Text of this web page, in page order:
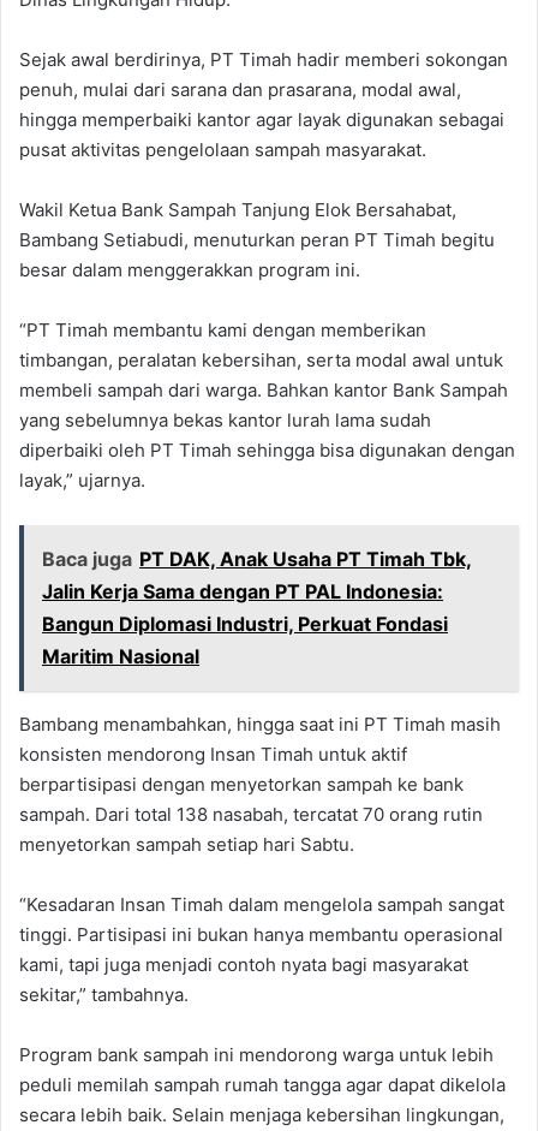
Sejak awal berdirinya, PT Timah hadir memberi sokongan
penuh, mulai dari sarana dan prasarana, modal awal,
hingga memperbaiki kantor agar layak digunakan sebagai
pusat aktivitas pengelolaan sampah masyarakat.
Wakil Ketua Bank Sampah Tanjung Elok Bersahabat,
Bambang Setiabudi, menuturkan peran PT Timah begitu
besar dalam menggerakkan program ini.
“PT Timah membantu kami dengan memberikan
timbangan, peralatan kebersihan, serta modal awal untuk
membeli sampah dari warga. Bahkan kantor Bank Sampah
yang sebelumnya bekas kantor lurah lama sudah
diperbaiki oleh PT Timah sehingga bisa digunakan dengan
layak,” ujarnya.
Baca juga PT DAK, Anak Usaha PT Timah Tbk,
Jalin Kerja Sama dengan PT PAL Indonesia:
Bangun Diplomasi Industri, Perkuat Fondasi
Maritim Nasional
Bambang menambahkan, hingga saat ini PT Timah masih
konsisten mendorong Insan Timah untuk aktif
berpartisipasi dengan menyetorkan sampah ke bank
sampah. Dari total 138 nasabah, tercatat 70 orang rutin
menyetorkan sampah setiap hari Sabtu.
“Kesadaran Insan Timah dalam mengelola sampah sangat
tinggi. Partisipasi ini bukan hanya membantu operasional
kami, tapi juga menjadi contoh nyata bagi masyarakat
sekitar,” tambahnya.
Program bank sampah ini mendorong warga untuk lebih
peduli memilah sampah rumah tangga agar dapat dikelola
secara lebih baik. Selain menjaga kebersihan lingkungan,